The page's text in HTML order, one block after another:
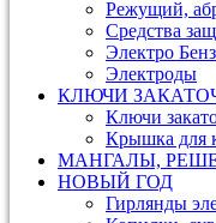
Режущий,
Средства
Электро
Электроды
КЛЮЧИ
Ключи
Крышка для
МАНГАЛЫ,
НОВЫЙ ГОД
Гирлянды